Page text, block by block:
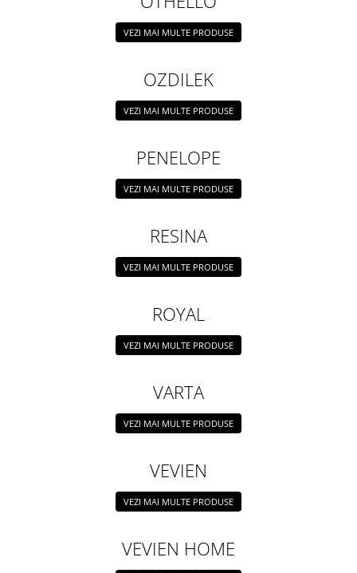
VEZI MAI MULTE PRODUSE
OZDILEK
VEZI MAI MULTE PRODUSE
PENELOPE
VEZI MAI MULTE PRODUSE
RESINA
VEZI MAI MULTE PRODUSE
ROYAL
VEZI MAI MULTE PRODUSE
VARTA
VEZI MAI MULTE PRODUSE
VEVIEN
VEZI MAI MULTE PRODUSE
VEVIEN HOME